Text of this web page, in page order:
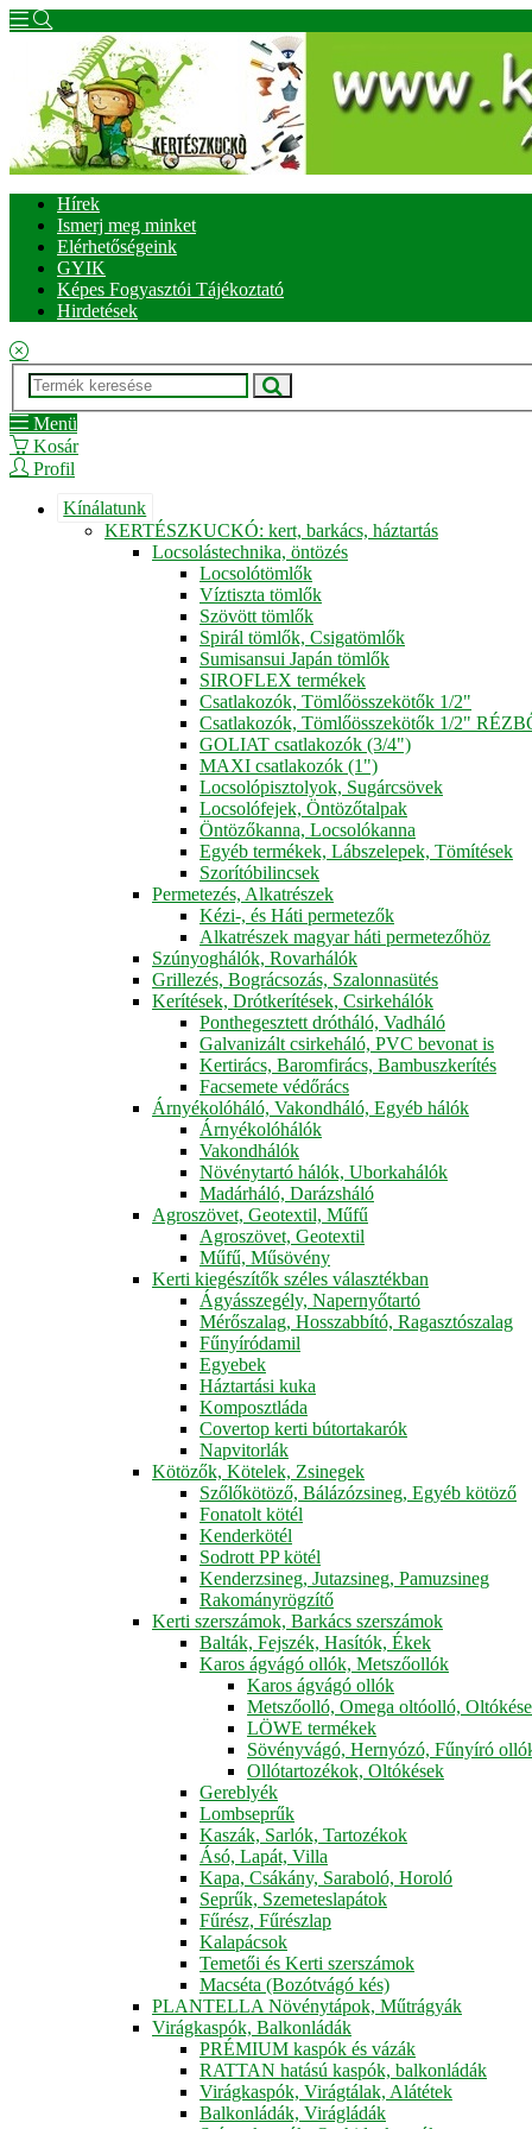
Hírek
Ismerj meg minket
Elérhetőségeink
GYIK
Képes Fogyasztói Tájékoztató
Hirdetések
Menü
Kosár
Profil
Kínálatunk
KERTÉSZKUCKÓ: kert, barkács, háztartás
Locsolástechnika, öntözés
Locsolótömlők
Víztiszta tömlők
Szövött tömlők
Spirál tömlők, Csigatömlők
Sumisansui Japán tömlők
SIROFLEX termékek
Csatlakozók, Tömlőösszekötők 1/2"
Csatlakozók, Tömlőösszekötők 1/2"
GOLIAT csatlakozók (3/4")
MAXI csatlakozók (1")
Locsolópisztolyok, Sugárcsövek
Locsolófejek, Öntözőtalpak
Öntözőkanna, Locsolókanna
Egyéb termékek, Lábszelepek, Tömítések
Szorítóbilincsek
Permetezés, Alkatrészek
Kézi-, és Háti permetezők
Alkatrészek magyar háti permetezőhöz
Szúnyoghálók, Rovarhálók
Grillezés, Bográcsozás, Szalonnasütés
Kerítések, Drótkerítések, Csirkehálók
Ponthegesztett drótháló, Vadháló
Galvanizált csirkeháló, PVC bevonat is
Kertirács, Baromfirács, Bambuszkerítés
Facsemete védőrács
Árnyékolóháló, Vakondháló, Egyéb hálók
Árnyékolóhálók
Vakondhálók
Növénytartó hálók, Uborkahálók
Madárháló, Darázsháló
Agroszövet, Geotextil, Műfű
Agroszövet, Geotextil
Műfű, Műsövény
Kerti kiegészítők széles választékban
Ágyásszegély, Napernyőtartó
Mérőszalag, Hosszabbító, Ragasztószalag
Fűnyíródamil
Egyebek
Háztartási kuka
Komposztláda
Covertop kerti bútortakarók
Napvitorlák
Kötözők, Kötelek, Zsinegek
Szőlőkötöző, Bálázózsineg, Egyéb kötöző
Fonatolt kötél
Kenderkötél
Sodrott PP kötél
Kenderzsineg, Jutazsineg, Pamuzsineg
Rakományrögzítő
Kerti szerszámok, Barkács szerszámok
Balták, Fejszék, Hasítók, Ékek
Karos ágvágó ollók, Metszőollók
Karos ágvágó ollók
Metszőolló, Omega oltóolló,
LÖWE termékek
Sövényvágó, Hernyózó, Fűnyíró
Ollótartozékok, Oltókések
Gereblyék
Lombseprűk
Kaszák, Sarlók, Tartozékok
Ásó, Lapát, Villa
Kapa, Csákány, Saraboló, Horoló
Seprűk, Szemeteslapátok
Fűrész, Fűrészlap
Kalapácsok
Temetői és Kerti szerszámok
Macséta (Bozótvágó kés)
PLANTELLA Növénytápok, Műtrágyák
Virágkaspók, Balkonládák
PRÉMIUM kaspók és vázák
RATTAN hatású kaspók, balkonládák
Virágkaspók, Virágtálak, Alátétek
Balkonládák, Virágládák